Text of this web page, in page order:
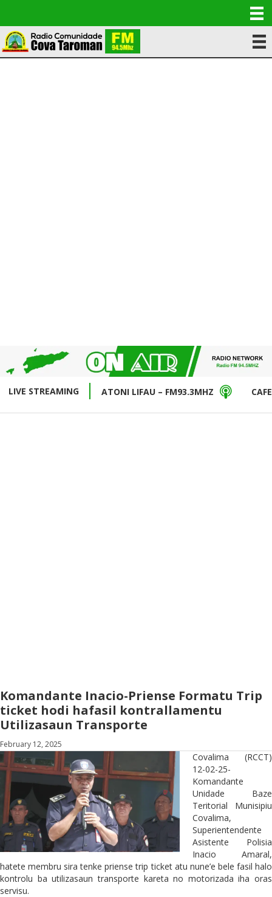
LIVE STREAMING ATONI LIFAU – FM93.3MHZ
Komandante Inacio-Priense Formatu Trip
ticket hodi hafasil kontrallamentu
Utilizasaun Transporte
February 12, 2025
Covalima (RCCT)
12-02-25-
Komandante
Unidade Baze
Teritorial Munisipiu
Covalima,
Superientendente
Asistente Polisia
Inacio Amaral,
hatete membru sira tenke priense trip ticket atu nune’e bele fasil halo
kontrolu ba utilizasaun transporte kareta no motorizada iha oras
servisu.